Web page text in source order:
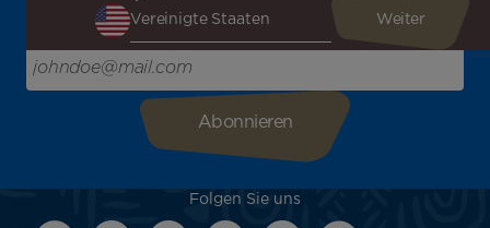
inspirieren!
Bitte geben Sie hier Ihre E-Mail-Adresse ein
Folgen Sie uns